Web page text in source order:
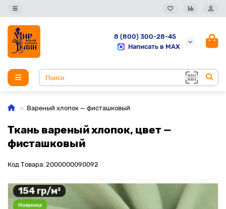
8 (800) 300-28-45
Написать в MAX
Вареный хлопок — фисташковый
Ткань вареный хлопок, цвет —
фисташковый
Код Товара: 2000000090092
154 гр/м²
Новинка